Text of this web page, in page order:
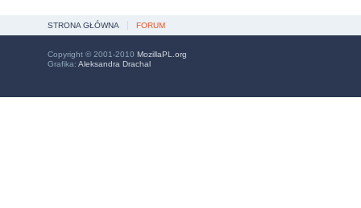
STRONA GŁÓWNA FORUM
Copyright © 2001-2010 MozillaPL.org
Grafika: Aleksandra Drachal